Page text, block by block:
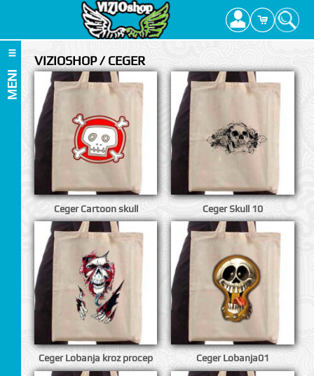
MENI
VIZIOSHOP / CEGER
Ceger Cartoon skull Ceger Skull 10
Ceger Lobanja kroz procep Ceger Lobanja01